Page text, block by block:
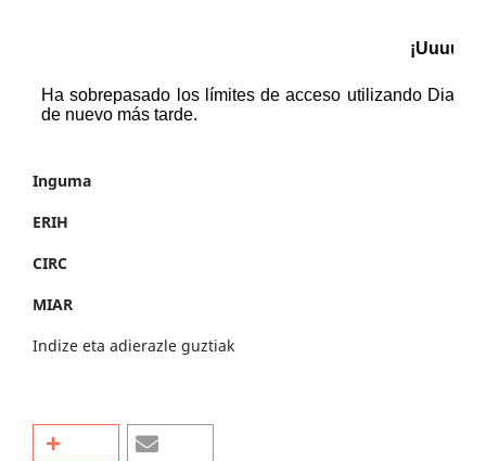
Inguma
ERIH
CIRC
MIAR
Indize eta adierazle guztiak